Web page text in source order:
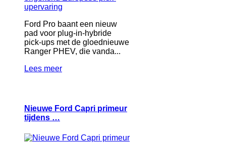
Ford Pro baant een nieuw
pad voor plug-in-hybride
pick-ups met de gloednieuwe
Ranger PHEV, die vanda...
Lees meer
Nieuwe Ford Capri primeur
tijdens …